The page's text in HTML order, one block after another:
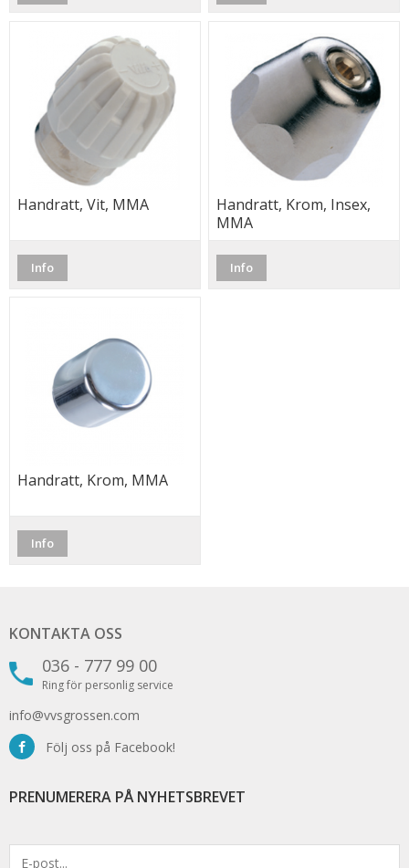
Handratt, Vit, MMA
Info
Handratt, Krom, Insex,
MMA
Info
Handratt, Krom, MMA
Info
KONTAKTA OSS
036 - 777 99 00
Ring för personlig service
info@vvsgrossen.com
Följ oss på Facebook!
PRENUMERERA PÅ NYHETSBREVET